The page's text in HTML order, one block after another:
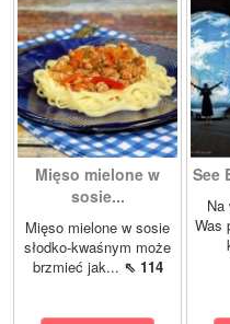
Mięso mielone w
sosie...
Mięso mielone w sosie
słodko-kwaśnym może
brzmieć jak... ⇖ 114
See
Na
Was